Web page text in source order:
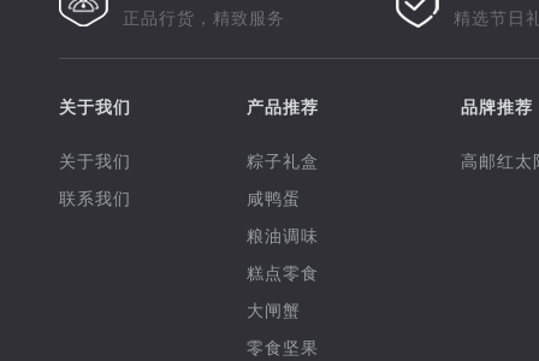
正品行货，精致服务 精选节日
关于我们
关于我们
联系我们
产品推荐
粽子礼盒
咸鸭蛋
粮油调味
糕点零食
大闸蟹
零食坚果
品牌推荐
高邮红太